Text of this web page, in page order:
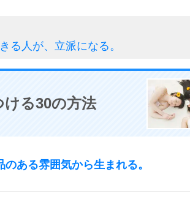
る人が、立派になる。
る30の方法
ある雰囲気から生まれる。